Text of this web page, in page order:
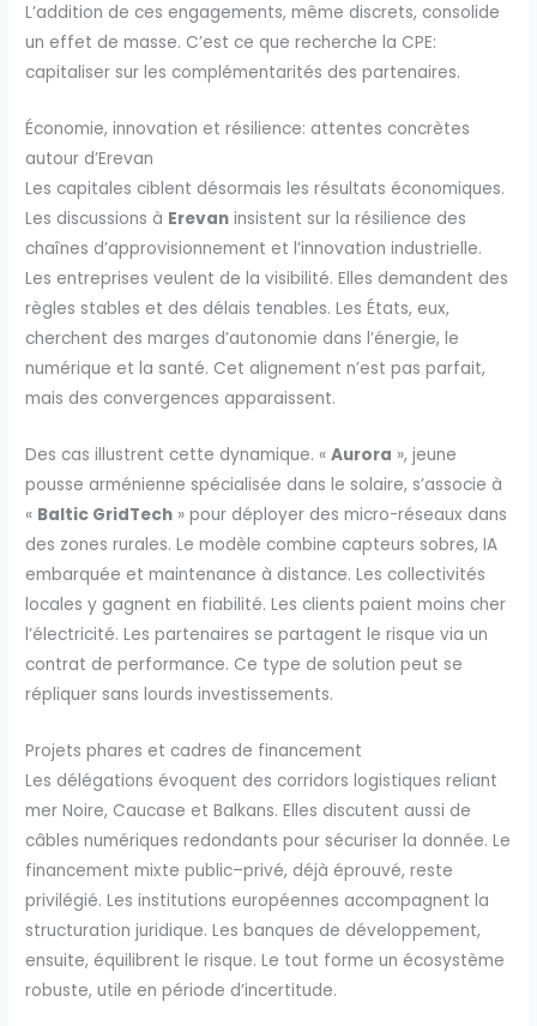
L’addition de ces engagements, même discrets, consolide
un effet de masse. C’est ce que recherche la CPE:
capitaliser sur les complémentarités des partenaires.
Économie, innovation et résilience: attentes concrètes
autour d’Erevan
Les capitales ciblent désormais les résultats économiques.
Les discussions à Erevan insistent sur la résilience des
chaînes d’approvisionnement et l’innovation industrielle.
Les entreprises veulent de la visibilité. Elles demandent des
règles stables et des délais tenables. Les États, eux,
cherchent des marges d’autonomie dans l’énergie, le
numérique et la santé. Cet alignement n’est pas parfait,
mais des convergences apparaissent.
Des cas illustrent cette dynamique. «Aurora », jeune
pousse arménienne spécialisée dans le solaire, s’associe à
« Baltic GridTech » pour déployer des micro-réseaux dans
des zones rurales. Le modèle combine capteurs sobres, IA
embarquée et maintenance à distance. Les collectivités
locales y gagnent en fiabilité. Les clients paient moins cher
l’électricité. Les partenaires se partagent le risque via un
contrat de performance. Ce type de solution peut se
répliquer sans lourds investissements.
Projets phares et cadres de financement
Les délégations évoquent des corridors logistiques reliant
mer Noire, Caucase et Balkans. Elles discutent aussi de
câbles numériques redondants pour sécuriser la donnée. Le
financement mixte public–privé, déjà éprouvé, reste
privilégié. Les institutions européennes accompagnent la
structuration juridique. Les banques de développement,
ensuite, équilibrent le risque. Le tout forme un écosystème
robuste, utile en période d’incertitude.